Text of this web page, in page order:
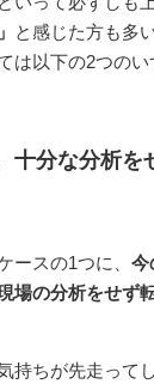
と感じた方も多
は以下の2つのい
十分な分析を
ースの1つに、 今
場の分析をせず
持ちが先走って